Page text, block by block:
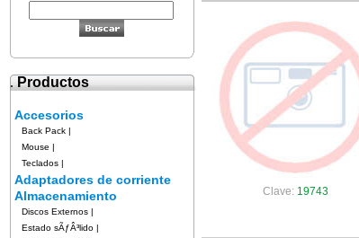
.Productos
Accesorios
Back Pack |
Mouse |
Teclados |
Adaptadores de corriente
Almacenamiento
Discos Externos |
Estado sÃƒÂ³lido |
Clave: 19743